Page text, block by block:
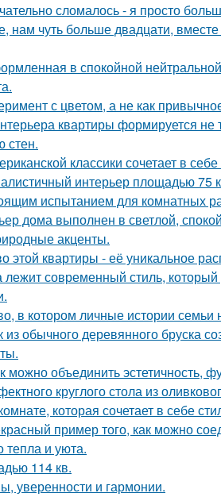
сломалось - я просто
чуть больше двадцати, вместе
в спокойной
с цветом, а не как
квартиры формируется не
стен.
классики сочетает в
интерьер площадью 75
испытанием для комнатных
дома выполнен в светлой,
акценты.
этой квартиры - её уникальное
современный стиль,
в котором личные истории
обычного деревянного бруска
можно объединить эстетичность,
круглого стола из
которая сочетает в себе
пример того, как можно
и уюта.
114 кв.
уверенности и гармонии.